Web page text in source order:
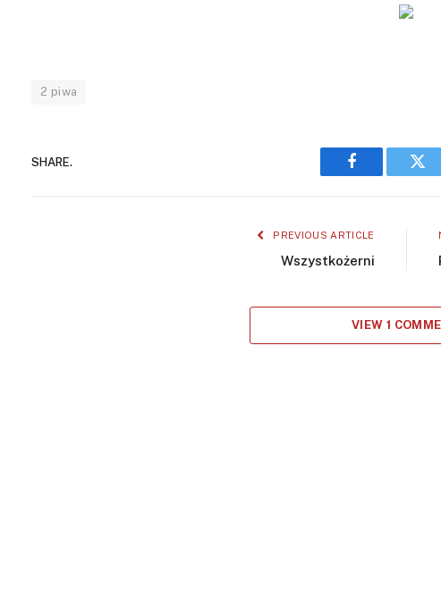
2 piwa
SHARE.
Facebook
PREVIOUS ARTICLE
Wszystkożerni
VIEW 1